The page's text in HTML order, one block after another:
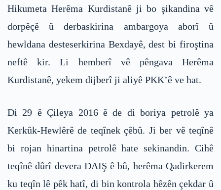
Hikumeta Herêma Kurdistanê ji bo şikandina vê
dorpêçê û derbaskirina ambargoya aborî û
hewldana desteserkirina Bexdayê, dest bi firoştina
neftê kir. Li hemberî vê pêngava Herêma
Kurdistanê, yekem dijberî ji aliyê PKK’ê ve hat.
Di 29 ê Çileya 2016 ê de di boriya petrolê ya
Kerkûk-Hewlêrê de teqînek çêbû. Ji ber vê teqînê
bi rojan hinartina petrolê hate sekinandin. Cihê
teqînê dûrî devera DAIŞ ê bû, herêma Qadirkerem
ku teqîn lê pêk hatî, di bin kontrola hêzên çekdar û